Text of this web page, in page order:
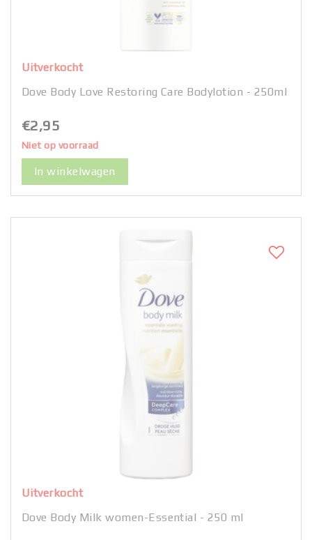
Uitverkocht
Dove Body Love Restoring Care Bodylotion - 250ml
€2,95
Niet op voorraad
In winkelwagen
Uitverkocht
Dove Body Milk women-Essential - 250 ml